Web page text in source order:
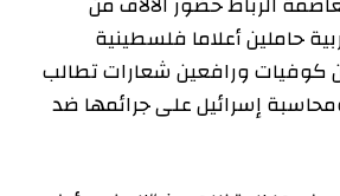
حاملين أعلاما فلسطينية
كوفيات ورافعين شعارات تطالب
إسرائيل على جرائمها ضد